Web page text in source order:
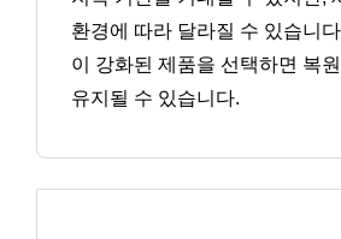
환경에 따라 달라질 수 있습니
이 강화된 제품을 선택하면 복
유지될 수 있습니다.